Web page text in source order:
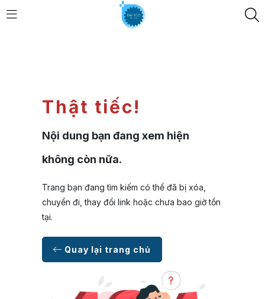
Thật tiếc!
Nội dung bạn đang xem hiện
không còn nữa.
Trang bạn đang tìm kiếm có thể đã bị xóa,
chuyển đi, thay đổi link hoặc chưa bao giờ tồn
tại.
Quay lại trang chủ